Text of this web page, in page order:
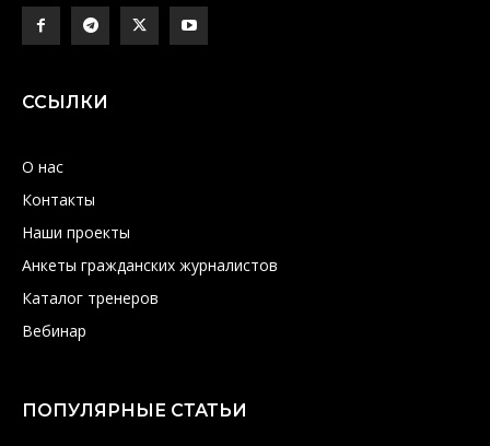
ССЫЛКИ
О нас
Контакты
Наши проекты
Анкеты гражданских журналистов
Каталог тренеров
Вебинар
ПОПУЛЯРНЫЕ СТАТЬИ